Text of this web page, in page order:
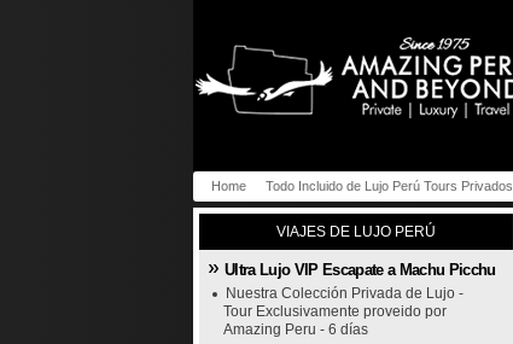
Home Todo Incluido de Lujo Perú Tours Privados
VIAJES DE LUJO PERÚ
Ultra Lujo VIP Escapate a Machu Picchu
Nuestra Colección Privada de Lujo -
Tour Exclusivamente proveido por
Amazing Peru - 6 días